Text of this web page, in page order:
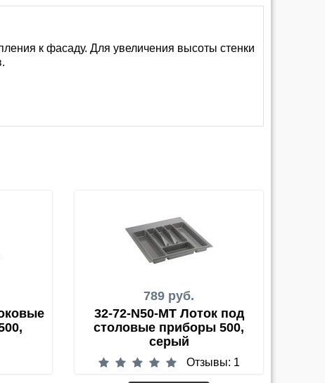
к фасаду. Для увеличения высоты стенки
789 руб.
32-72-N50-MT Лоток под
столовые приборы 500,
серый
Отзывы: 1